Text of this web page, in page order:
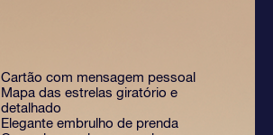
Cartão com mensagem pessoal
Mapa das estrelas giratório e
detalhado
Elegante embrulho de prenda